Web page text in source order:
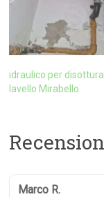
idraulico per
lavello Mirabello
Marco R.